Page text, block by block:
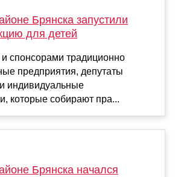
Брянска запустили
для детей
спонсорами традиционно
предприятия, депутаты
индивидуальные
которые собирают пра...
Брянска начался